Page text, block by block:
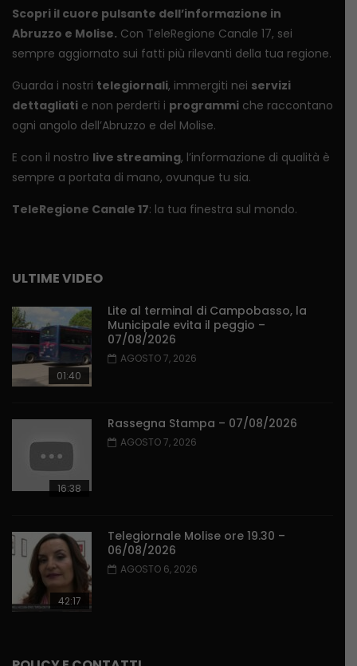
Scopri il cuore pulsante dell’informazione in
Abruzzo e Molise. Con TeleRegione Canale 17, sei
sempre aggiornato sui fatti più rilevanti della tua regione.
Guarda i nostri telegiornali, immergiti nei servizi
dettagliati e non perderti i programmi che raccontano
ogni angolo dell’Abruzzo e del Molise.
E con il nostro live streaming, l’informazione di qualità è
sempre a portata di mano, ovunque tu sia.
TeleRegione Canale 17: la tua finestra sul mondo.
ULTIME VIDEO
01:40
Lite al terminal di Campobasso, la
Municipale evita il peggio –
07/08/2026
AGOSTO 7, 2026
16:38
Rassegna Stampa – 07/08/2026
AGOSTO 7, 2026
42:17
Telegiornale Molise ore 19.30 –
06/08/2026
AGOSTO 6, 2026